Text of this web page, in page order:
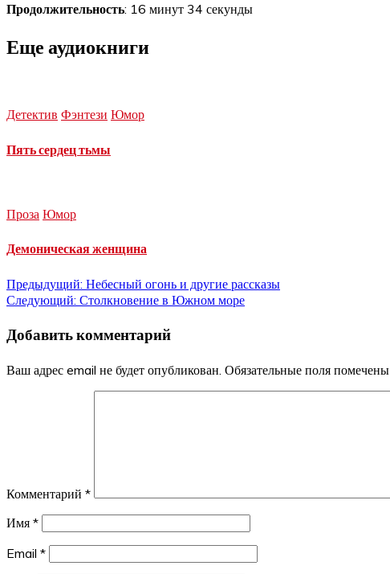
Продолжительность: 16 минут 34 секунды
Еще аудиокниги
Детектив Фэнтези Юмор
Пять сердец тьмы
Проза Юмор
Демоническая женщина
Навигация
записям
Предыдущий: Небесный огонь и другие рассказы
Следующий: Столкновение в Южном море
Добавить комментарий
Ваш адрес email не будет опубликован. Обязательные поля помечены
Комментарий *
Имя *
Email *